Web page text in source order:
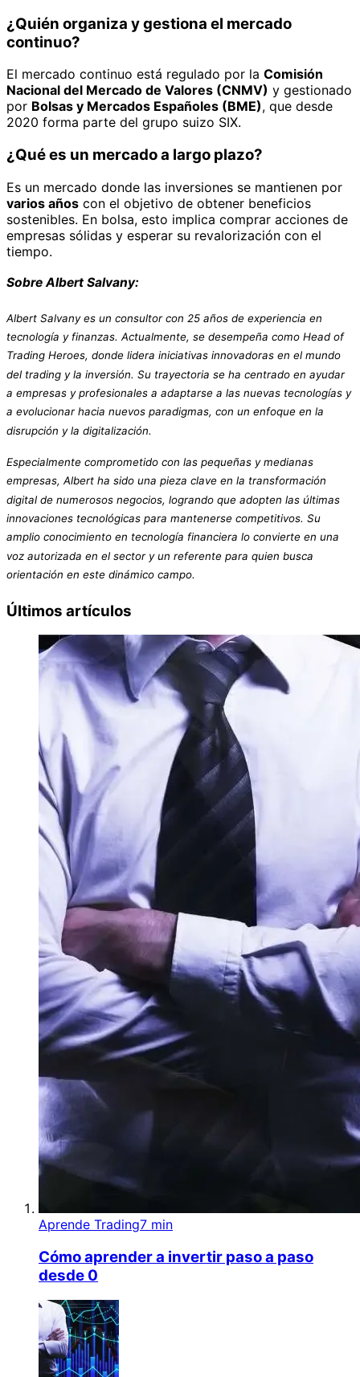
¿Quién organiza y gestiona el mercado
continuo?
El mercado continuo está regulado por la Comisión
Nacional del Mercado de Valores (CNMV) y gestionado
por Bolsas y Mercados Españoles (BME), que desde
2020 forma parte del grupo suizo SIX.
¿Qué es un mercado a largo plazo?
Es un mercado donde las inversiones se mantienen por
varios años con el objetivo de obtener beneficios
sostenibles. En bolsa, esto implica comprar acciones de
empresas sólidas y esperar su revalorización con el
tiempo.
Sobre Albert Salvany:
Albert Salvany es un consultor con 25 años de experiencia en
tecnología y finanzas. Actualmente, se desempeña como Head of
Trading Heroes, donde lidera iniciativas innovadoras en el mundo
del trading y la inversión. Su trayectoria se ha centrado en ayudar
a empresas y profesionales a adaptarse a las nuevas tecnologías y
a evolucionar hacia nuevos paradigmas, con un enfoque en la
disrupción y la digitalización.
Especialmente comprometido con las pequeñas y medianas
empresas, Albert ha sido una pieza clave en la transformación
digital de numerosos negocios, logrando que adopten las últimas
innovaciones tecnológicas para mantenerse competitivos. Su
amplio conocimiento en tecnología financiera lo convierte en una
voz autorizada en el sector y un referente para quien busca
orientación en este dinámico campo.
Últimos artículos
Aprende Trading7 min
Cómo aprender a invertir paso a paso
desde 0